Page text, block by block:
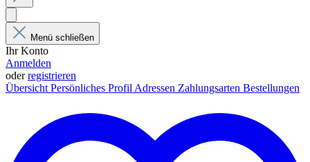
Menü schließen
Ihr Konto
Anmelden
oderregistrieren
Übersicht Persönliches Profil Adressen Zahlungsarten Bestellungen